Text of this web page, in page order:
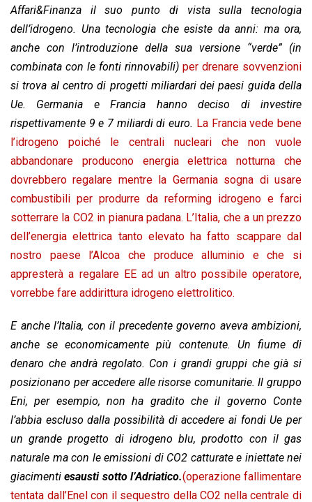
Affari&Finanza il suo punto di vista sulla tecnologia
dell’idrogeno. Una tecnologia che esiste da anni: ma ora,
anche con l’introduzione della sua versione “verde” (in
combinata con le fonti rinnovabili) per drenare sovvenzioni
si trova al centro di progetti miliardari dei paesi guida della
Ue. Germania e Francia hanno deciso di investire
rispettivamente 9 e 7 miliardi di euro. La Francia vede bene
l’idrogeno poiché le centrali nucleari che non vuole
abbandonare producono energia elettrica notturna che
dovrebbero regalare mentre la Germania sogna di usare
combustibili per produrre da reforming idrogeno e farci
sotterrare la CO2 in pianura padana. L’Italia, che a un prezzo
dell’energia elettrica tanto elevato ha fatto scappare dal
nostro paese l’Alcoa che produce alluminio e che si
appresterà a regalare EE ad un altro possibile operatore,
vorrebbe fare addirittura idrogeno elettrolitico.
E anche l’Italia, con il precedente governo aveva ambizioni,
anche se economicamente più contenute. Un fiume di
denaro che andrà regolato. Con i grandi gruppi che già si
posizionano per accedere alle risorse comunitarie. Il gruppo
Eni, per esempio, non ha gradito che il governo Conte
l’abbia escluso dalla possibilità di accedere ai fondi Ue per
un grande progetto di idrogeno blu, prodotto con il gas
naturale ma con le emissioni di CO2 catturate e iniettate nei
giacimenti esausti sotto l’Adriatico.(operazione fallimentare
tentata dall’Enel con il sequestro della CO2 nella centrale di